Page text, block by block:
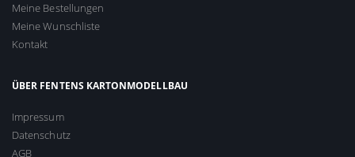
Meine Bestellungen
Meine Wunschliste
Kontakt
ÜBER FENTENS KARTONMODELLBAU
Impressum
Datenschutz
AGB